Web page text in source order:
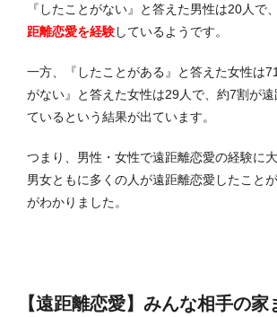
『したことがない』と答えた男性は20人で、
距離恋愛を経験しているようです。
一方、『したことがある』と答えた女性は
がない』と答えた女性は29人で、約7割が
ているという結果が出ています。
つまり、男性・女性で遠距離恋愛の経験に大
男女ともに多くの人が遠距離恋愛したこと
がわかりました。
【遠距離恋愛】みんな相手の家